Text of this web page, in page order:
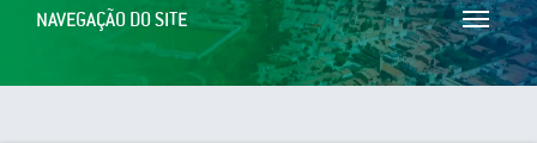
Toggle
NAVEGAÇÃO DO SITE